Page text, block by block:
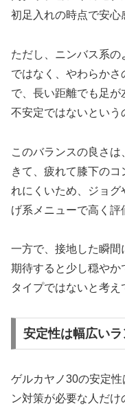
初足入れの時点で安心
ただし、ニンバス系
ではなく、やわらか
で、長い距離でも足
不安定ではないという
このバランスの良さ
きて、疲れて膝下の
れにくいため、ジョ
げ系メニューで高く評
一方で、接地した瞬
期待すると少し穏や
タイプではないと考え
安定性は幅広い
ゲルカヤノ30の安定
ン対策が必要な人だ